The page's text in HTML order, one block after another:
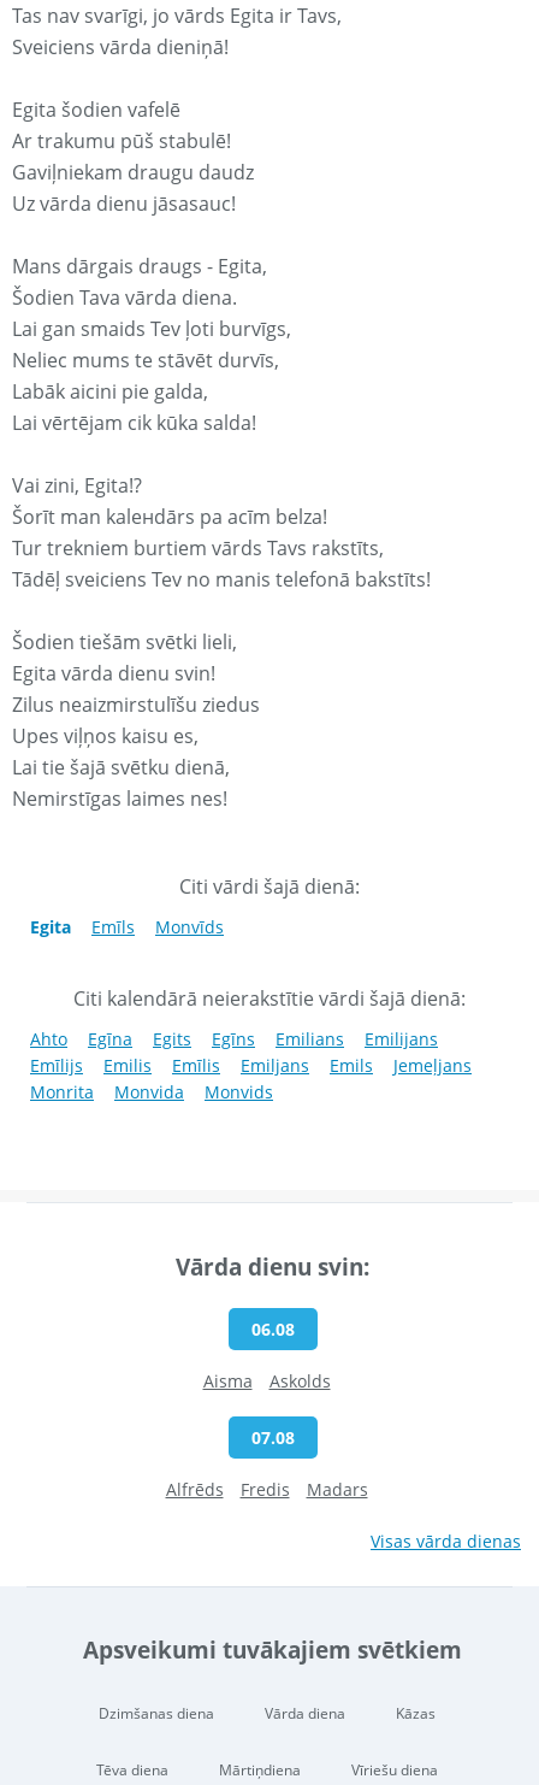
Tas nav svarīgi, jo vārds Egita ir Tavs,
Sveiciens vārda dieniņā!
Egita šodien vafelē
Ar trakumu pūš stabulē!
Gaviļniekam draugu daudz
Uz vārda dienu jāsasauc!
Mans dārgais draugs - Egita,
Šodien Tava vārda diena.
Lai gan smaids Tev ļoti burvīgs,
Neliec mums te stāvēt durvīs,
Labāk aicini pie galda,
Lai vērtējam cik kūka salda!
Vai zini, Egita!?
Šorīt man kaleнdārs pa acīm belza!
Tur trekniem burtiem vārds Tavs rakstīts,
Tādēļ sveiciens Tev no manis telefonā bakstīts!
Šodien tiešām svētki lieli,
Egita vārda dienu svin!
Zilus neaizmirstulīšu ziedus
Upes viļņos kaisu es,
Lai tie šajā svētku dienā,
Nemirstīgas laimes nes!
Citi vārdi šajā dienā:
Egita Emīls Monvīds
Citi kalendārā neierakstītie vārdi šajā dienā:
Ahto Egīna Egits Egīns Emilians
Emilijans
Emīlijs
Emilis Emīlis Emiljans Emils
Jemeļjans
Monrita
Monvida Monvids
Vārda dienu svin:
06.08
Aisma Askolds
07.08
Alfrēds Fredis Madars
Visas vārda dienas
Apsveikumi tuvākajiem svētkiem
Dzimšanas diena Vārda diena Kāzas
Tēva diena Mārtiņdiena Vīriešu diena